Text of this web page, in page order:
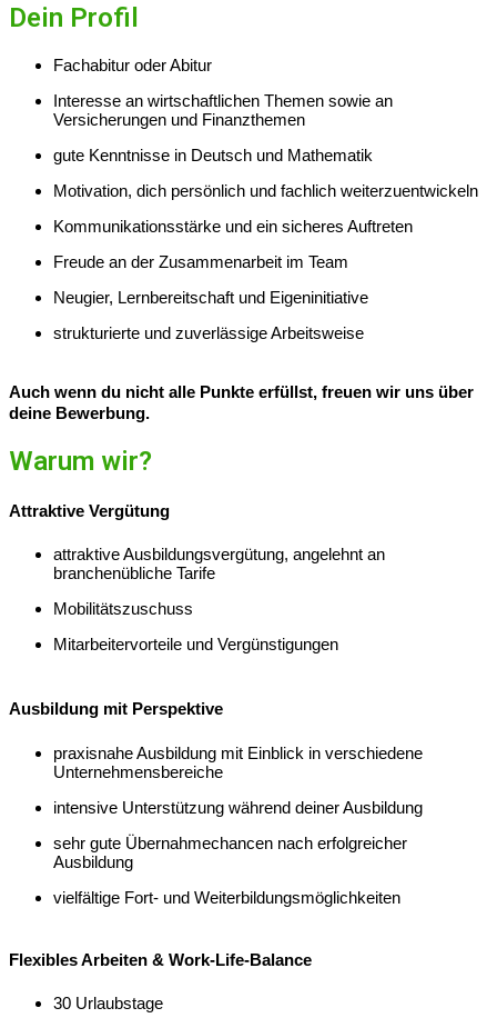
Dein Profil
Fachabitur oder Abitur
Interesse an wirtschaftlichen Themen sowie an
Versicherungen und Finanzthemen
gute Kenntnisse in Deutsch und Mathematik
Motivation, dich persönlich und fachlich weiterzuentwickeln
Kommunikationsstärke und ein sicheres Auftreten
Freude an der Zusammenarbeit im Team
Neugier, Lernbereitschaft und Eigeninitiative
strukturierte und zuverlässige Arbeitsweise
Auch wenn du nicht alle Punkte erfüllst, freuen wir uns über
deine Bewerbung.
Warum wir?
Attraktive Vergütung
attraktive Ausbildungsvergütung, angelehnt an
branchenübliche Tarife
Mobilitätszuschuss
Mitarbeitervorteile und Vergünstigungen
Ausbildung mit Perspektive
praxisnahe Ausbildung mit Einblick in verschiedene
Unternehmensbereiche
intensive Unterstützung während deiner Ausbildung
sehr gute Übernahmechancen nach erfolgreicher
Ausbildung
vielfältige Fort- und Weiterbildungsmöglichkeiten
Flexibles Arbeiten & Work-Life-Balance
30 Urlaubstage